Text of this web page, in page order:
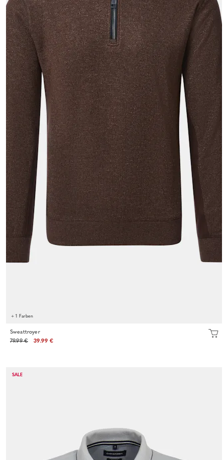
+ 1 Farben
Sweattroyer
79.99 €
39.99 €
SALE